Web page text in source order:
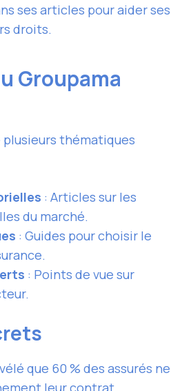
ses articles pour aider ses
droits.
Groupama
thématiques
: Articles sur les
du marché.
: Guides pour choisir le
: Points de vue sur
que 60 % des assurés ne
leur contrat